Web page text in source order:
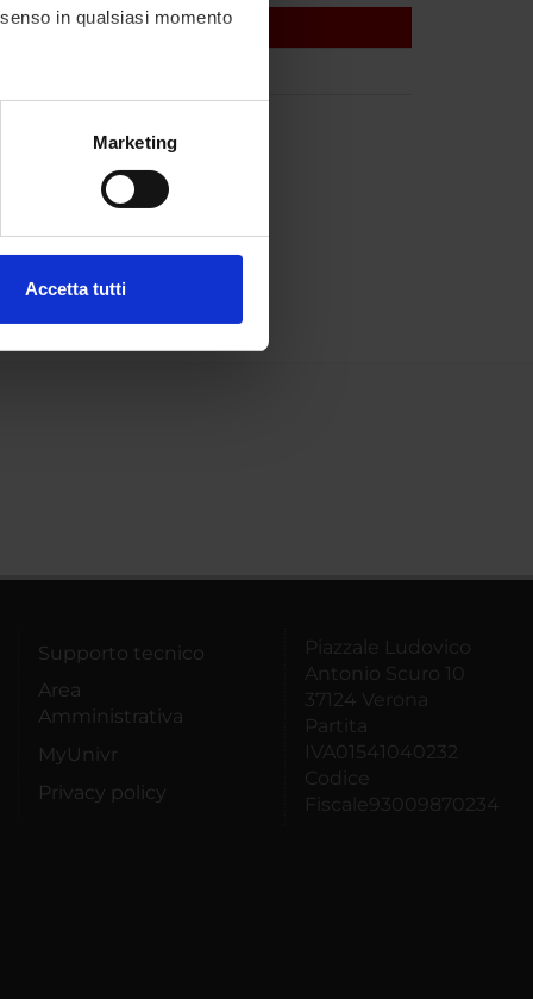
in qualsiasi momento
metro,Marketing
Accetta tutti
Supporto tecnico
Area
Amministrativa
MyUnivr
Privacy policy
Piazzale Ludovico
Antonio Scuro 10
37124 Verona
Partita
IVA01541040232
Codice
Fiscale93009870234